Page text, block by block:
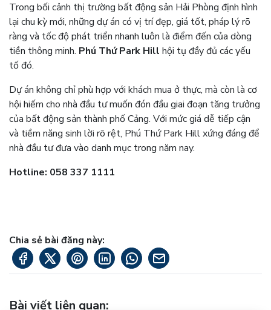
Trong bối cảnh thị trường bất động sản Hải Phòng định hình
lại chu kỳ mới, những dự án có vị trí đẹp, giá tốt, pháp lý rõ
ràng và tốc độ phát triển nhanh luôn là điểm đến của dòng
tiền thông minh. Phú Thứ Park Hill hội tụ đầy đủ các yếu
tố đó.
Dự án không chỉ phù hợp với khách mua ở thực, mà còn là cơ
hội hiếm cho nhà đầu tư muốn đón đầu giai đoạn tăng trưởng
của bất động sản thành phố Cảng. Với mức giá dễ tiếp cận
và tiềm năng sinh lời rõ rệt, Phú Thứ Park Hill xứng đáng để
nhà đầu tư đưa vào danh mục trong năm nay.
Hotline: 058 337 1111
Chia sẻ bài đăng này:
Bài viết liên quan: